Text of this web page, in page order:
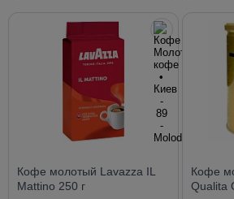
Кофе молотый Lavazza IL
Mattino 250 г
Кофе
Qualita